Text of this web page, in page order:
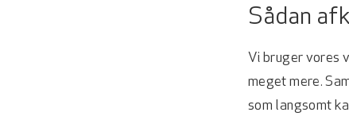
Sådan
Vi bruger vores
meget mere.
som langsomt